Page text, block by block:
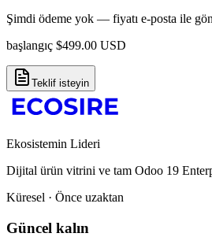
Şimdi ödeme yok — fiyatı e-posta ile
başlangıç $499.00 USD
Teklif isteyin
Ekosistemin Lideri
Dijital ürün vitrini ve tam Odoo 19
Küresel · Önce uzaktan
Güncel kalın